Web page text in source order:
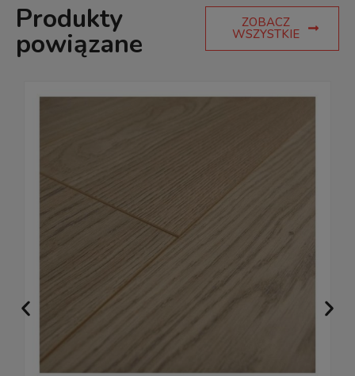
Produkty
powiązane
ZOBACZ
WSZYSTKIE